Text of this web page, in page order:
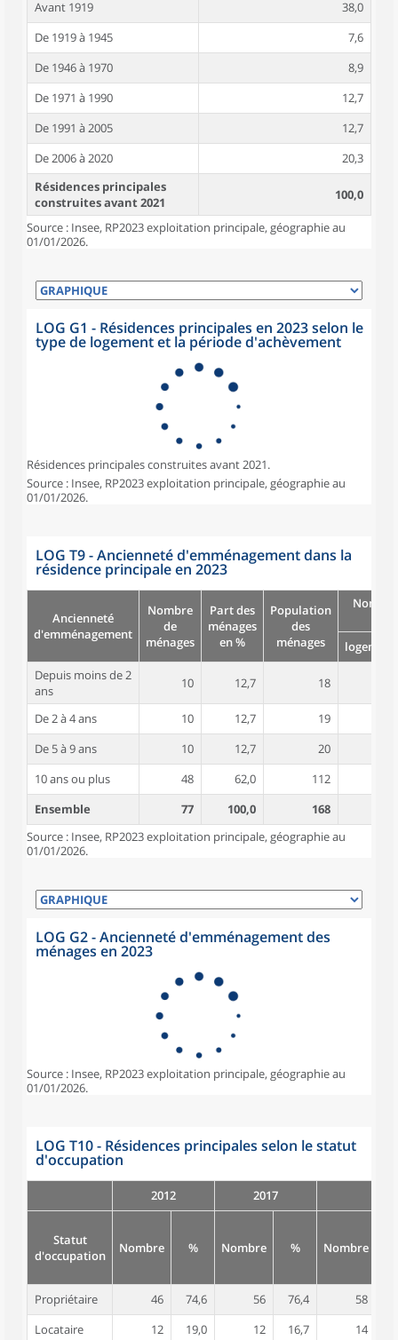
Avant 1919
38,0
De 1919 à 1945
7,6
De 1946 à 1970
8,9
De 1971 à 1990
12,7
De 1991 à 2005
12,7
De 2006 à 2020
20,3
Résidences principales
construites avant 2021
100,0
Source : Insee, RP2023 exploitation principale, géographie au
01/01/2026.
LOG G1 - Résidences principales en 2023 selon le
type de logement et la période d'achèvement
Résidences principales construites avant 2021.
Source : Insee, RP2023 exploitation principale, géographie au
01/01/2026.
LOG T9 - Ancienneté d'emménagement dans la
résidence principale en 2023
Ancienneté
d'emménagement
Nombre
de
ménages
Part des
ménages
en %
Population
des
ménages
logement
Depuis moins de 2
ans
10 12,7 18
De 2 à 4 ans 10 12,7 19
De 5 à 9 ans
10 12,7 20
10 ans ou plus
48 62,0 112
Ensemble
77 100,0 168
Source : Insee, RP2023 exploitation principale, géographie au
01/01/2026.
LOG G2 - Ancienneté d'emménagement des
ménages en 2023
Source : Insee, RP2023 exploitation principale, géographie au
01/01/2026.
LOG T10 - Résidences principales selon le statut
d'occupation
2012 2017
Statut
d'occupation
Nombre % Nombre % Nombre
Propriétaire 46 74,6 56 76,4 58
Locataire
12 19,0 12 16,7 14